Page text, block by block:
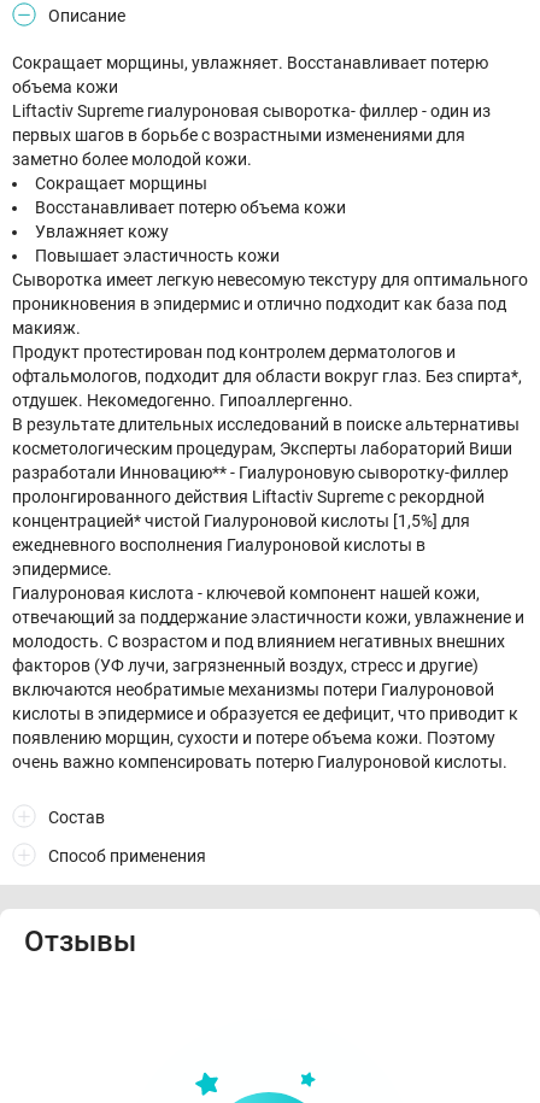
Описание
Сокращает морщины, увлажняет. Восстанавливает потерю
объема кожи
Liftactiv Supreme гиалуроновая сыворотка- филлер - один из
первых шагов в борьбе с возрастными изменениями для
заметно более молодой кожи.
Сокращает морщины
Восстанавливает потерю объема кожи
Увлажняет кожу
Повышает эластичность кожи
Сыворотка имеет легкую невесомую текстуру для оптимального
проникновения в эпидермис и отлично подходит как база под
макияж.
Продукт протестирован под контролем дерматологов и
офтальмологов, подходит для области вокруг глаз. Без спирта*,
отдушек. Некомедогенно. Гипоаллергенно.
В результате длительных исследований в поиске альтернативы
косметологическим процедурам, Эксперты лабораторий Виши
разработали Инновацию** - Гиалуроновую сыворотку-филлер
пролонгированного действия Liftactiv Supreme с рекордной
концентрацией* чистой Гиалуроновой кислоты [1,5%] для
ежедневного восполнения Гиалуроновой кислоты в
эпидермисе.
Гиалуроновая кислота - ключевой компонент нашей кожи,
отвечающий за поддержание эластичности кожи, увлажнение и
молодость. С возрастом и под влиянием негативных внешних
факторов (УФ лучи, загрязненный воздух, стресс и другие)
включаются необратимые механизмы потери Гиалуроновой
кислоты в эпидермисе и образуется ее дефицит, что приводит к
появлению морщин, сухости и потере объема кожи. Поэтому
очень важно компенсировать потерю Гиалуроновой кислоты.
Состав
Способ применения
Отзывы